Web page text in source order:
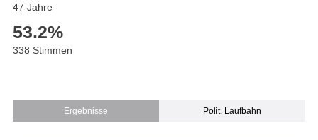
47 Jahre
53.2%
338 Stimmen
Ergebnisse Polit. Laufbahn